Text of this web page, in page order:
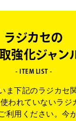
ラジカセの
強化ジャン
- ITEM LIST -
ま下記のラジカセ
使われていないラジ
利用ください。今